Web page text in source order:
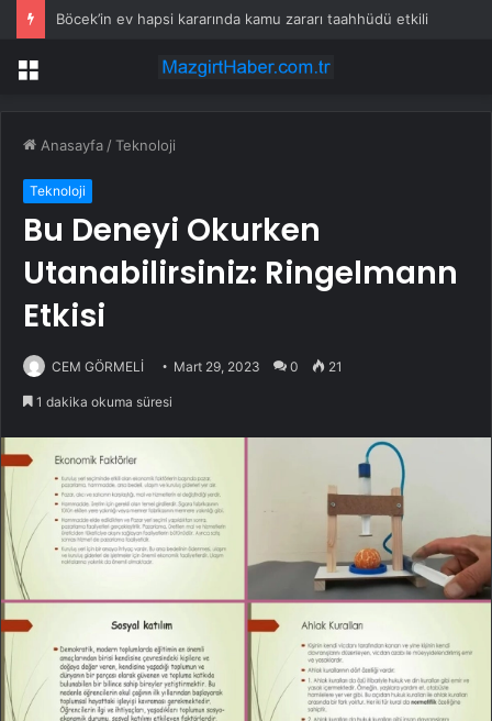
Böcek’in ev hapsi kararında kamu zararı taahhüdü etkili
Menü
Anasayfa /Teknoloji
Teknoloji
Bu Deneyi Okurken
Utanabilirsiniz: Ringelmann
Etkisi
CEM GÖRMELİ Mart 29, 2023 0 21
1 dakika okuma süresi